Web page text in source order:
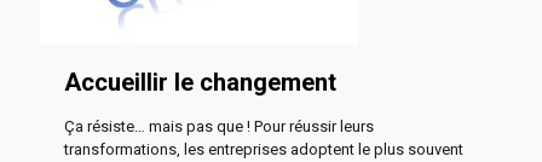
Accueillir le changement
Ça résiste… mais pas que ! Pour réussir leurs
transformations, les entreprises adoptent le plus souvent